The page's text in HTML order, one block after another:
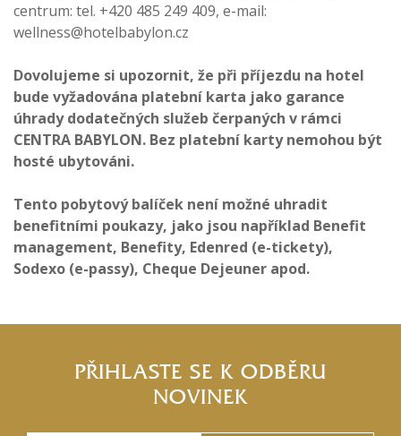
centrum: tel. +420 485 249 409, e-mail:
wellness@hotelbabylon.cz
Dovolujeme si upozornit, že při příjezdu na hotel
bude vyžadována platební karta jako garance
úhrady dodatečných služeb čerpaných v rámci
CENTRA BABYLON. Bez platební karty nemohou být
hosté ubytováni.
Tento pobytový balíček není možné uhradit
benefitními poukazy, jako jsou například Benefit
management, Benefity, Edenred (e-tickety),
Sodexo (e-passy), Cheque Dejeuner apod.
PŘIHLASTE SE K ODBĚRU
NOVINEK